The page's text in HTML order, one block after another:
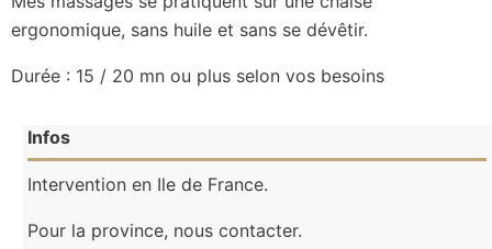
ergonomique, sans huile et sans se dévêtir.
Durée : 15 / 20 mn ou plus selon vos besoins
Infos
Intervention en Ile de France.
Pour la province, nous contacter.